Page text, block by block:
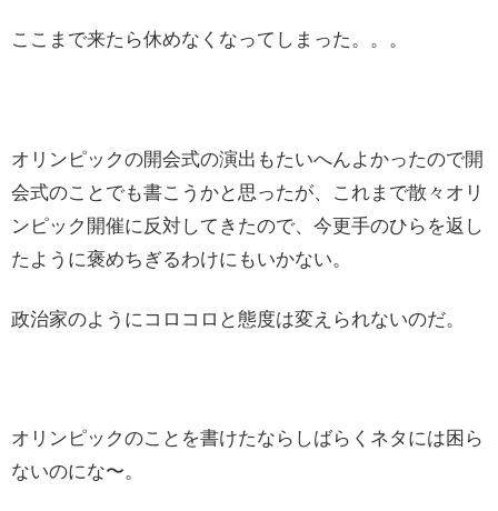
ここまで来たら休めなくなってしまった。。。
オリンピックの開会式の演出もたいへんよかったので開
会式のことでも書こうかと思ったが、これまで散々オリ
ンピック開催に反対してきたので、今更手のひらを返し
たように褒めちぎるわけにもいかない。
政治家のようにコロコロと態度は変えられないのだ。
オリンピックのことを書けたならしばらくネタには困ら
ないのにな〜。